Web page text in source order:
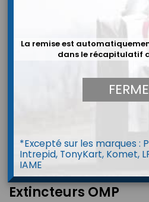
Kit d'autocollant
Extincteurs OMP
La remise est
dans le récapitulatif
*Excepté sur les marques :
Intrepid, TonyKart, Komet,
IAME